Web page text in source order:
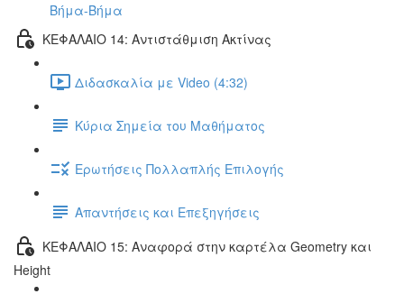
Βήμα-Βήμα
ΚΕΦΑΛΑΙΟ 14: Αντιστάθμιση Ακτίνας
Διδασκαλία με Video (4:32)
Κύρια Σημεία του Μαθήματος
Ερωτήσεις Πολλαπλής Επιλογής
Απαντήσεις και Επεξηγήσεις
ΚΕΦΑΛΑΙΟ 15: Αναφορά στην καρτέλα Geometry και
Height